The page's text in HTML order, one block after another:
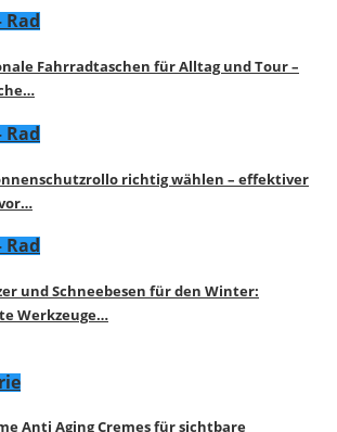
Rad
Fahrradtaschen für Alltag und Tour –
Rad
richtig wählen – effektiver
Rad
und Schneebesen für den Winter:
Werkzeuge…
Anti Aging Cremes für sichtbare